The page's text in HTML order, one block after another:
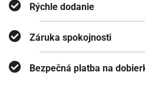
Rýchle dodanie
Záruka spokojnosti
Bezpečná platba na